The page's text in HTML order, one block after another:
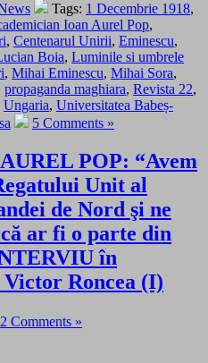
Tags: 1 Decembrie 1918,
Ioan Aurel Pop,
, Centenarul Unirii, Eminescu,
Boia, Luminile si umbrele
, Mihai Eminescu, Mihai Sora,
propaganda maghiara, Revista 22,
Ungaria, Universitatea Babeș-
5 Comments »
POP: “Avem
Unit al
de Nord şi ne
ar fi o parte din
în
Roncea (I)
2 Comments »